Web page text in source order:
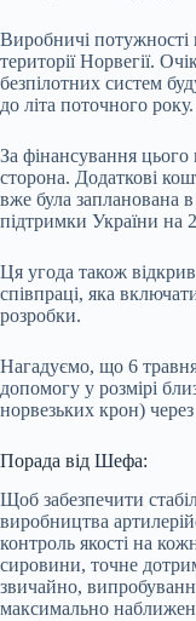
Виробничі потужності
території Норвегії.
безпілотних систем
до літа поточного року.
За фінансування цього
сторона. Додаткові
вже була запланована в
підтримки України на
Ця угода також
співпраці, яка
розробки.
Нагадуємо, що 6
допомогу у розмірі
норвезьких крон)
Порада від Шефа:
Щоб забезпечити
виробництва
контроль якості на
сировини, точне
звичайно,
максимально